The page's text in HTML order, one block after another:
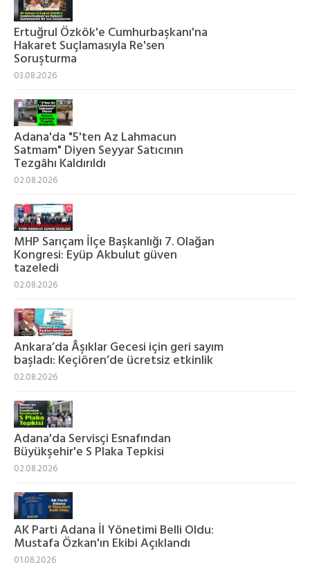
Ertuğrul Özkök'e Cumhurbaşkanı'na
Hakaret Suçlamasıyla Re'sen
Soruşturma
03.08.2026
Adana'da "5'ten Az Lahmacun
Satmam" Diyen Seyyar Satıcının
Tezgâhı Kaldırıldı
02.08.2026
MHP Sarıçam İlçe Başkanlığı 7. Olağan
Kongresi: Eyüp Akbulut güven
tazeledi
02.08.2026
Ankara’da Âşıklar Gecesi için geri sayım
başladı: Keçiören’de ücretsiz etkinlik
02.08.2026
Adana'da Servisçi Esnafından
Büyükşehir'e S Plaka Tepkisi
02.08.2026
AK Parti Adana İl Yönetimi Belli Oldu:
Mustafa Özkan'ın Ekibi Açıklandı
01.08.2026